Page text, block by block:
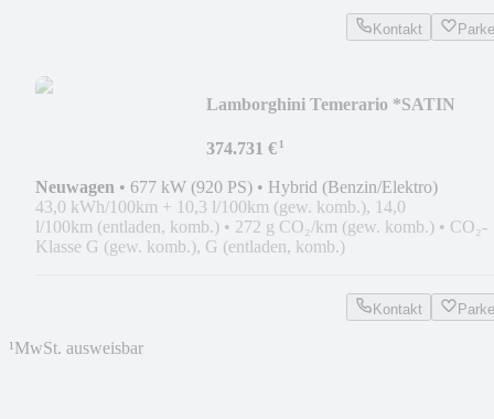
Kontakt
Lamborghini Temerario *SATIN
PACK*SONUS*STOCK*
374.731 €¹
Neuwagen • 677 kW (920 PS) • Hybrid (Benzin/Elektro)
43,0 kWh/100km + 10,3 l/100km (gew. komb.), 14,0
l/100km (entladen, komb.) • 272 g CO₂/km (gew. komb.) • CO₂-
Klasse G (gew. komb.), G (entladen, komb.)
Kontakt
¹MwSt. ausweisbar